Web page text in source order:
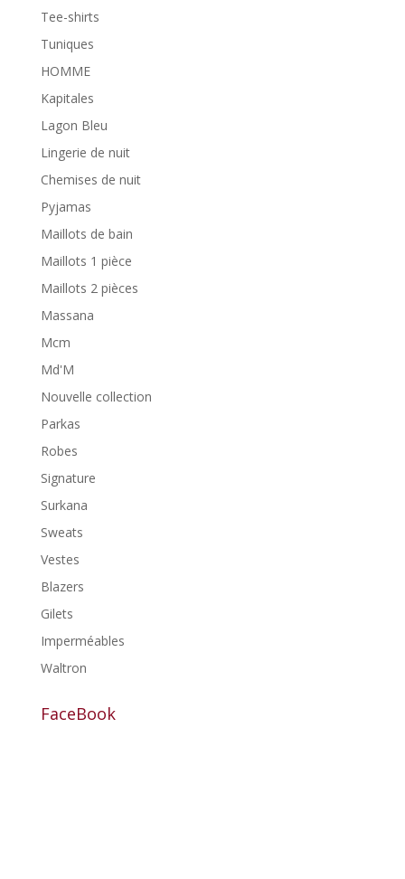
Tee-shirts
Tuniques
HOMME
Kapitales
Lagon Bleu
Lingerie de nuit
Chemises de nuit
Pyjamas
Maillots de bain
Maillots 1 pièce
Maillots 2 pièces
Massana
Mcm
Md'M
Nouvelle collection
Parkas
Robes
Signature
Surkana
Sweats
Vestes
Blazers
Gilets
Imperméables
Waltron
FaceBook